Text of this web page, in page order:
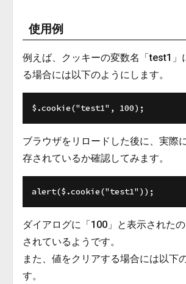
使用例
例えば、クッキーの変数名「test1」
る場合には以下のようにします。
ブラウザをリロードした後に、実際
存されているか確認してみます。
ダイアログに「100」と表示された
されているようです。
また、値をクリアする場合には以下
す。